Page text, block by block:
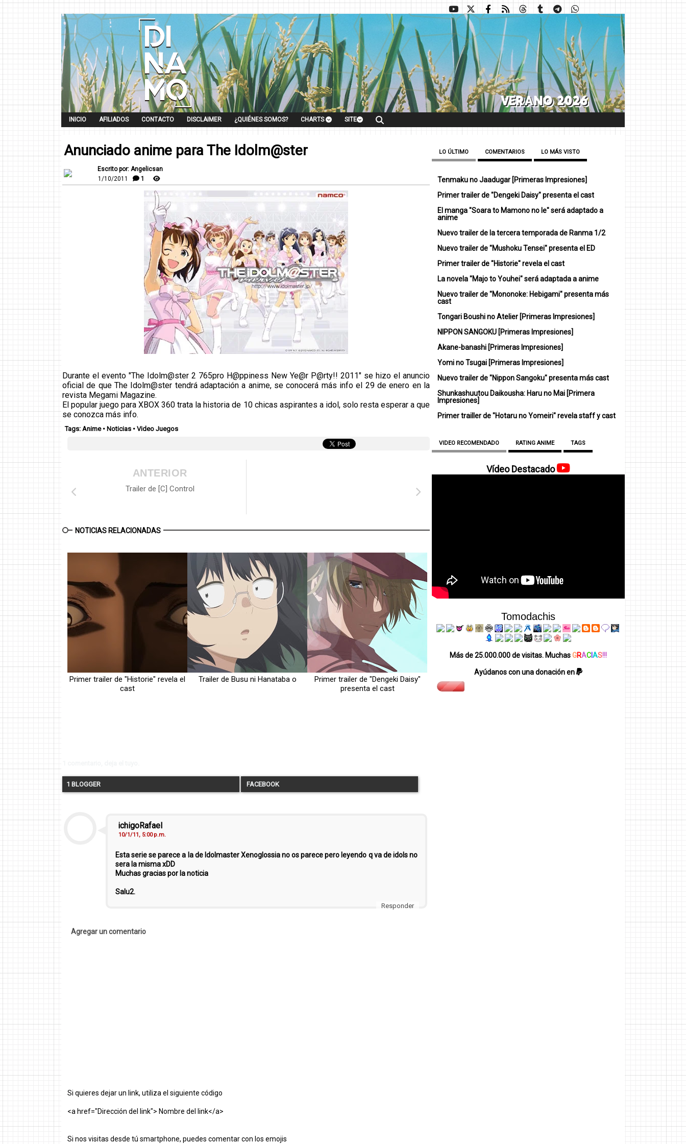
INICIO AFILIADOS CONTACTO DISCLAIMER ¿QUIÉNES SOMOS? CHARTS SITE
Anunciado anime para The Idolm@ster
Escrito por: Angelicsan
1/10/2011
1
Durante el evento "The Idolm@ster 2 765pro H@ppiness New Ye@r P@rty!! 2011" se hizo el anuncio
oficial de que The Idolm@ster tendrá adaptación a anime, se conocerá más info el 29 de enero en la
revista Megami Magazine.
El popular juego para XBOX 360 trata la historia de 10 chicas aspirantes a idol, solo resta esperar a que
se conozca más info.
Tags: Anime• Noticias • Video Juegos
ANTERIOR
Trailer de [C] Control
NOTICIAS RELACIONADAS
Primer trailer de "Historie" revela el
cast
Trailer de Busu ni Hanataba o
Primer trailer de "Dengeki Daisy"
presenta el cast
1 BLOGGER FACEBOOK
ichigoRafael
10/1/11, 5:00 p.m.
Esta serie se parece a la de Idolmaster Xenoglossia no os parece pero leyendo q va de idols no
sera la misma xDD
Muchas gracias por la noticia
Salu2.
Responder
Agregar un comentario
Si quieres dejar un link, utiliza el siguiente código
<a href="Dirección del link"> Nombre del link</a>
Si nos visitas desde tú smartphone, puedes comentar con los emojis
LO ÚLTIMO COMENTARIOS LO MÁS VISTO
Tenmaku no Jaadugar [Primeras Impresiones]
Primer trailer de "Dengeki Daisy" presenta el cast
El manga "Soara to Mamono no Ie" será adaptado a
anime
Nuevo trailer de la tercera temporada de Ranma 1/2
Nuevo trailer de "Mushoku Tensei" presenta el ED
Primer trailer de "Historie" revela el cast
La novela "Majo to Youhei" será adaptada a anime
Nuevo trailer de "Mononoke: Hebigami" presenta más
cast
Tongari Boushi no Atelier [Primeras Impresiones]
NIPPON SANGOKU [Primeras Impresiones]
Akane-banashi [Primeras Impresiones]
Yomi no Tsugai [Primeras Impresiones]
Nuevo trailer de "Nippon Sangoku" presenta más cast
Shunkashuutou Daikousha: Haru no Mai [Primera
Impresiones]
Primer trailler de "Hotaru no Yomeiri" revela staff y cast
VIDEO RECOMENDADO RATING ANIME TAGS
Vídeo Destacado
Tomodachis
Más de 25.000.000 de visitas. MuchasGRACAS!!!
Ayúdanos con una donación en